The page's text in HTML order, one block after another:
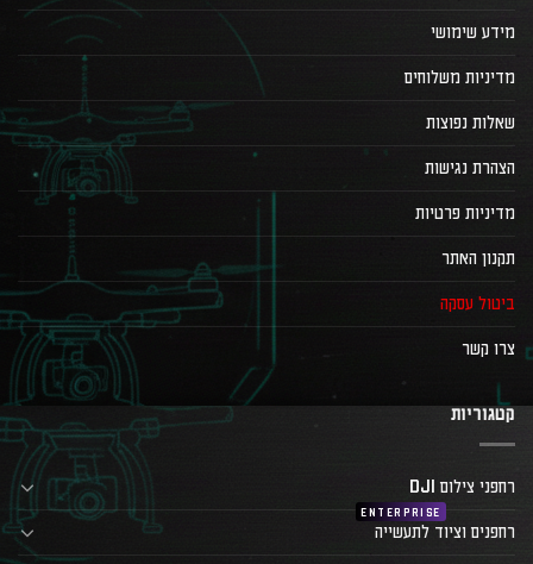
מידע שימושי
מדיניות משלוחים
שאלות נפוצות
הצהרת נגישות
מדיניות פרטיות
תקנון האתר
ביטול עסקה
צרו קשר
קטגוריות
רחפני צילום DJI
רחפנים וציוד לתעשייה